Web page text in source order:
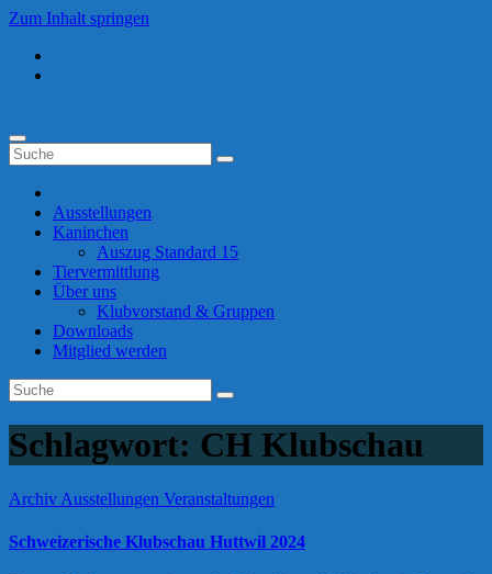
Zum Inhalt springen
Ausstellungen
Kaninchen
Auszug Standard 15
Tiervermittlung
Über uns
Klubvorstand & Gruppen
Downloads
Mitglied werden
Schlagwort: CH Klubschau
Archiv Ausstellungen Veranstaltungen
Schweizerische Klubschau Huttwil 2024